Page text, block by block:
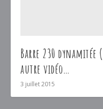
Barre 230 dynamitée
autre vidéo…
3 juillet 2015